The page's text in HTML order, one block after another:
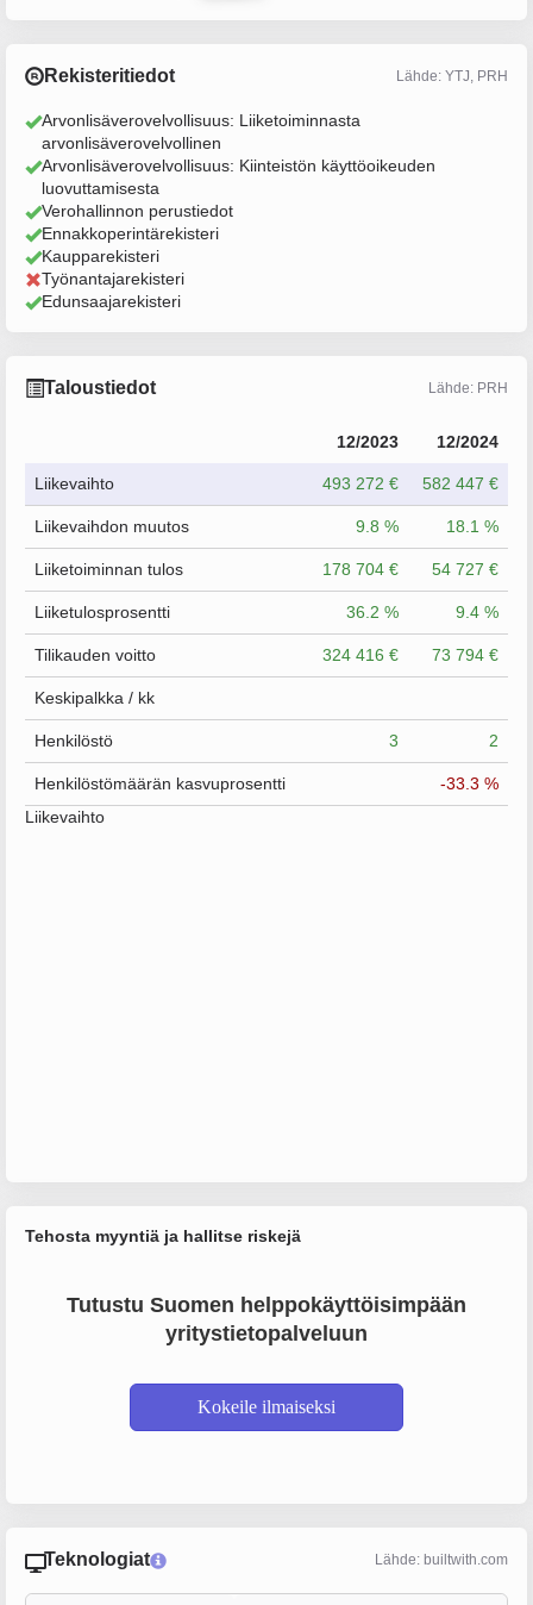
Rekisteritiedot Lähde: YTJ, PRH
Arvonlisäverovelvollisuus: Liiketoiminnasta
arvonlisäverovelvollinen
Arvonlisäverovelvollisuus: Kiinteistön käyttöoikeuden
luovuttamisesta
Verohallinnon perustiedot
Ennakkoperintärekisteri
Kaupparekisteri
Työnantajarekisteri
Edunsaajarekisteri
Taloustiedot Lähde: PRH
12/2023 12/2024
Liikevaihto 493 272 € 582 447 €
Liikevaihdon muutos 9.8 % 18.1 %
Liiketoiminnan tulos 178 704 € 54 727 €
Liiketulosprosentti 36.2 % 9.4 %
Tilikauden voitto 324 416 € 73 794 €
Keskipalkka / kk
Henkilöstö 3 2
Henkilöstömäärän kasvuprosentti
-33.3 %
Liikevaihto
Tehosta myyntiä ja hallitse riskejä
Tutustu Suomen helppokäyttöisimpään
yritystietopalveluun
Kokeile ilmaiseksi
Teknologiat Lähde: builtwith.com